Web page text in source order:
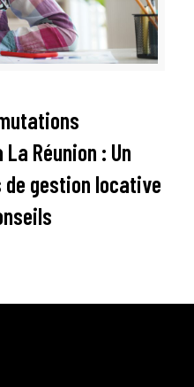
Réunion : Un
de gestion locative